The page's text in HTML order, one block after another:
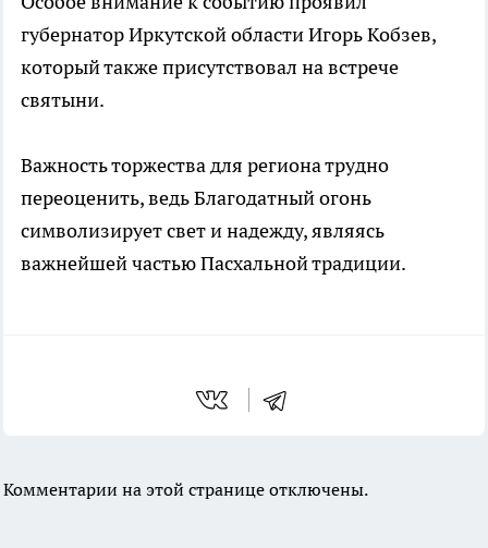
губернатор Иркутской области Игорь Кобзев,
который также присутствовал на встрече
святыни.
Важность торжества для региона трудно
переоценить, ведь Благодатный огонь
символизирует свет и надежду, являясь
важнейшей частью Пасхальной традиции.
Комментарии на этой странице отключены.